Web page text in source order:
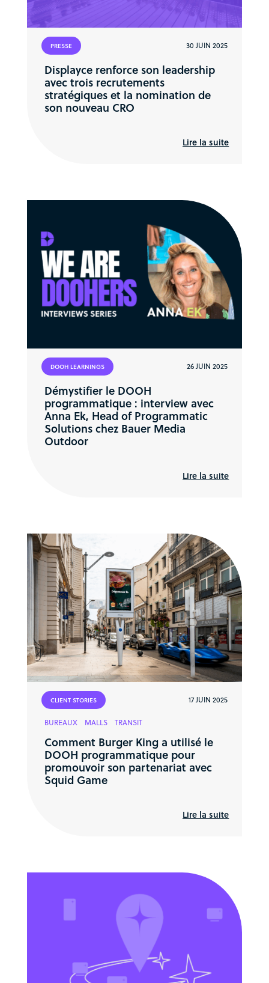
PRESSE 30 JUIN 2025
Displayce renforce son leadership
avec trois recrutements
stratégiques et la nomination de
son nouveau CRO
Lire la suite
DOOH LEARNINGS 26 JUIN 2025
Démystifier le DOOH
programmatique : interview avec
Anna Ek, Head of Programmatic
Solutions chez Bauer Media
Outdoor
Lire la suite
CLIENT STORIES 17 JUIN 2025
BUREAUX MALLS TRANSIT
Comment Burger King a utilisé le
DOOH programmatique pour
promouvoir son partenariat avec
Squid Game
Lire la suite